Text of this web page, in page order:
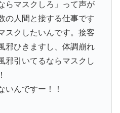
らマスクしろ」って声が
の人間と接する仕事です
スクしたいんです。接客
邪ひきますし、体調崩れ
邪引いてるならマスクし
いんですー！！